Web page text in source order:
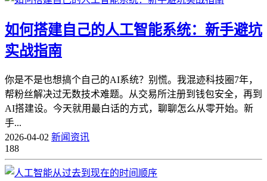
如何搭建自己的人工智能系统：新手避坑
实战指南
你是不是也想搞个自己的AI系统？别慌。我混迹科技圈7年，
帮粉丝解决过无数技术难题。从交易所注册到钱包安全，再到
AI搭建设。今天就用最白话的方式，聊聊怎么从零开始。新
手...
2026-04-02 新闻资讯
188